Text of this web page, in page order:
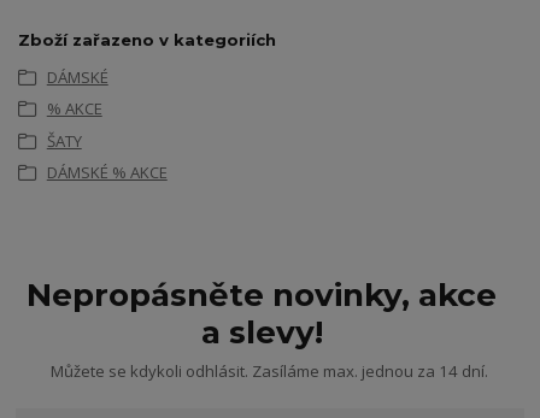
Zboží zařazeno v kategoriích
DÁMSKÉ
% AKCE
ŠATY
DÁMSKÉ % AKCE
Nepropásněte novinky, akce
a slevy!
Můžete se kdykoli odhlásit. Zasíláme max. jednou za 14 dní.